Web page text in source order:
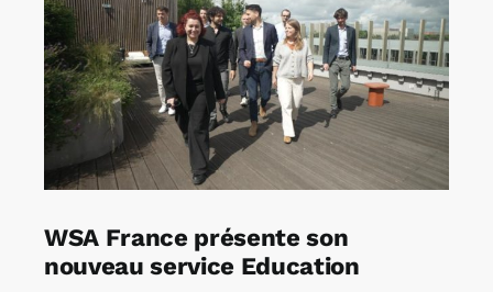
WSA France présente son
nouveau service Education